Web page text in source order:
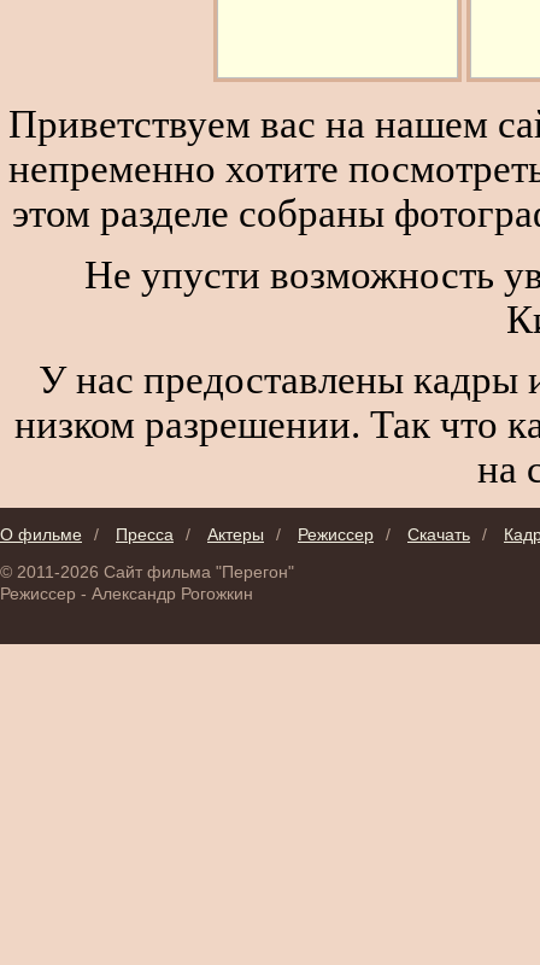
Приветствуем вас на нашем
непременно хотите
этом разделе собраны
Не упусти возможность
У нас предоставлены кадры
низком разрешении. Так что
на
О фильме / Пресса / Актеры / Режиссер / Скачать /
© 2011-2026 Сайт фильма "Перегон"
Режиссер - Александр Рогожкин